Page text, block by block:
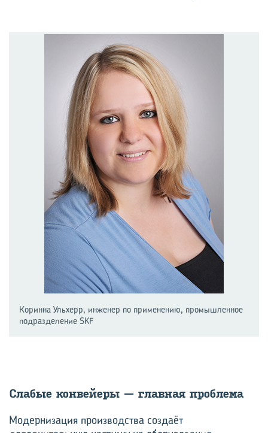
Коринна Ульхерр, инженер по применению, промышленное
подразделение SKF
Сла­бые кон­вей­е­ры — глав­ная про­бле­ма
Модернизация производства создаёт